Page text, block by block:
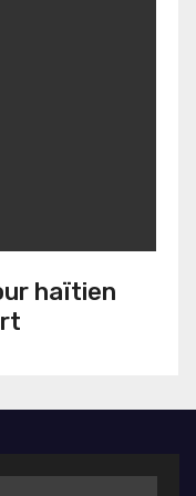
haïtien